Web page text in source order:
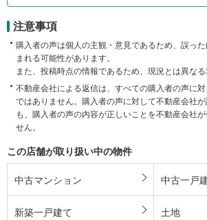
注意事項
購入者の声は個人の主観・意見であるため、誤っ
まれる可能性があります。
また、投稿時点の情報であるため、現況とは異なる
不動産会社による返信は、すべての購入者の声に
ではありません。購入者の声に対して不動産会社
も、購入者の声の内容が正しいことを不動産会社
せん。
この店舗が取り扱い中の物件
中古マンション 中古一戸
新築一戸建て 土地